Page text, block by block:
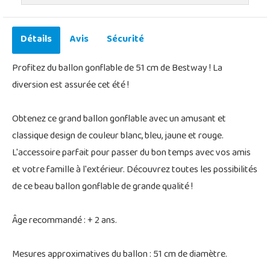
Détails Avis
Sécurité
Profitez du ballon gonflable de 51 cm de Bestway ! La
diversion est assurée cet été !
Obtenez ce grand ballon gonflable avec un amusant et
classique design de couleur blanc, bleu, jaune et rouge.
L'accessoire parfait pour passer du bon temps avec vos amis
et votre famille à l'extérieur. Découvrez toutes les possibilités
de ce beau ballon gonflable de grande qualité !
Âge recommandé : + 2 ans.
Mesures approximatives du ballon : 51 cm de diamètre.